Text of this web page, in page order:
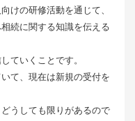
けの研修活動を通じて、
続に関する知識を伝える
ていくことです。
て、現在は新規の受付を
うしても限りがあるので